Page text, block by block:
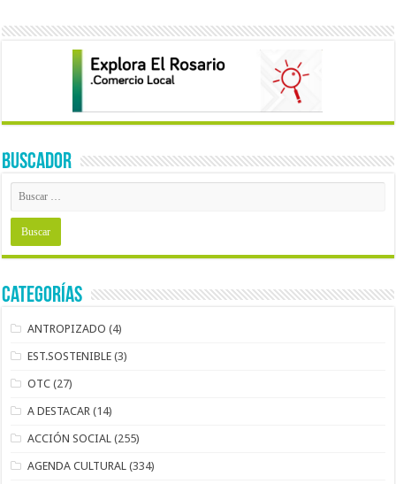
BUSCADOR
Categorías
ANTROPIZADO (4)
EST.SOSTENIBLE (3)
OTC (27)
A DESTACAR (14)
ACCIÓN SOCIAL (255)
AGENDA CULTURAL (334)